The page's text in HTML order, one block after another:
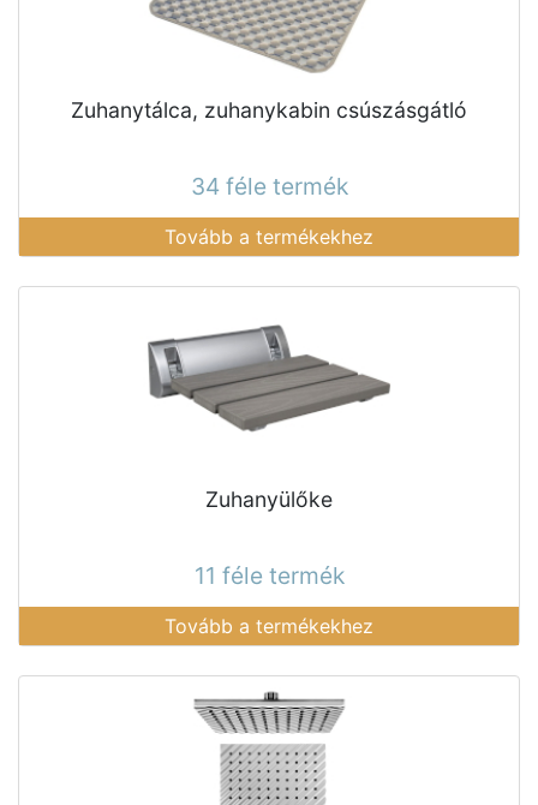
Zuhanytálca, zuhanykabin csúszásgátló
34 féle termék
Tovább a termékekhez
Zuhanyülőke
11 féle termék
Tovább a termékekhez